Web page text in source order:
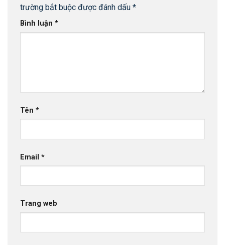
trường bắt buộc được đánh dấu *
Bình luận *
Tên *
Email *
Trang web